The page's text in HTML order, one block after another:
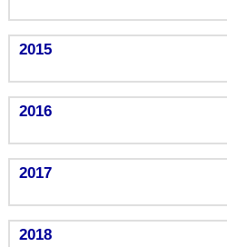
2015
2016
2017
2018